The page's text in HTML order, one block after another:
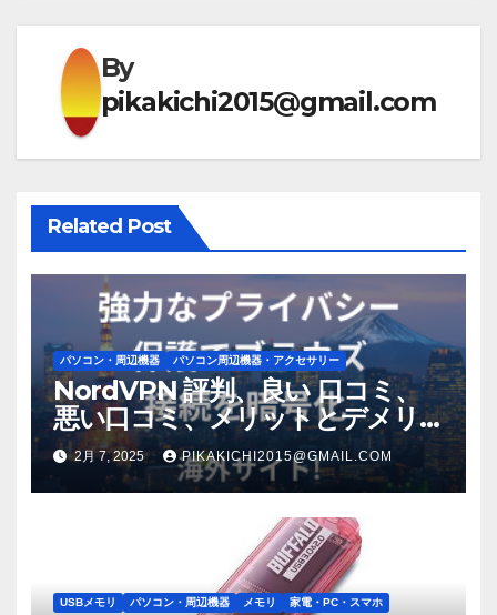
ー
シ
ョ
ン
By
pikakichi2015@gmail.com
Related Post
パソコン・周辺機器 パソコン周辺機器・アクセサリー
NordVPN 評判、良い 口コミ、
悪い口コミ、メリットとデメリ
ット!! 【徹底解説】
2月 7, 2025 PIKAKICHI2015@GMAIL.COM
USBメモリ パソコン・周辺機器 メモリ 家電・PC・スマホ